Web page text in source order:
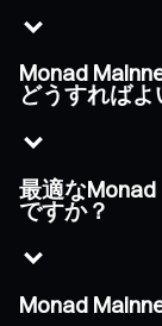
Monad
どうすればよ
最適な
ですか？
Monad